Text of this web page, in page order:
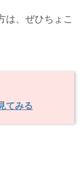
は、ぜひちょこ
てみる